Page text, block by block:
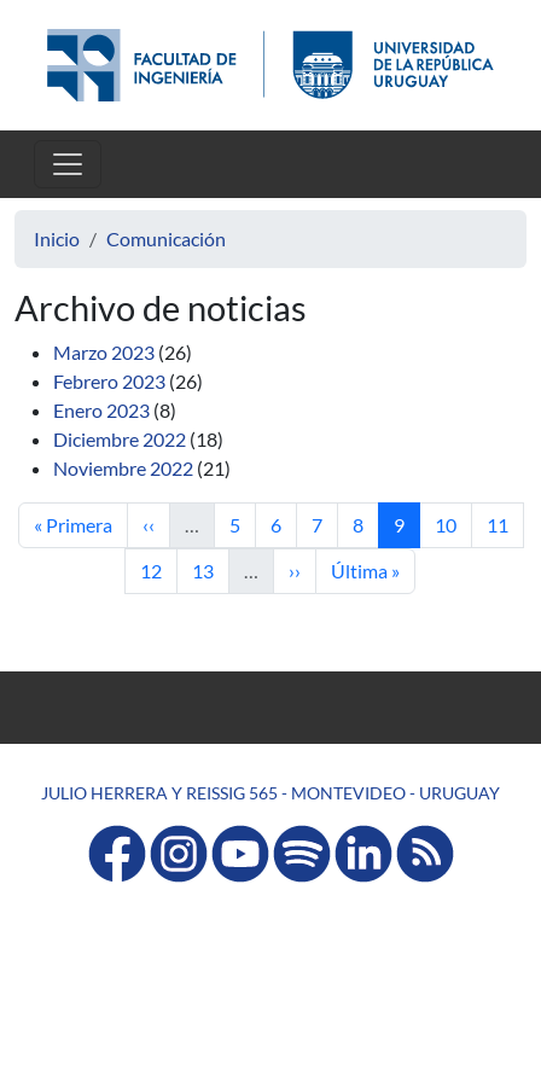
Inicio Comunicación
Archivo de noticias
Marzo 2023 (26)
Febrero 2023 (26)
Enero 2023 (8)
Diciembre 2022 (18)
Noviembre 2022 (21)
Primera página
« Primera Página anterior
‹‹ … Página
5 Página
6 Página
7 Página
8 Página actual
9 Página
10 Página
11
Página
12 Página
13 … Siguiente página
›› Última página
Última »
JULIO HERRERA Y REISSIG 565 - MONTEVIDEO - URUGUAY